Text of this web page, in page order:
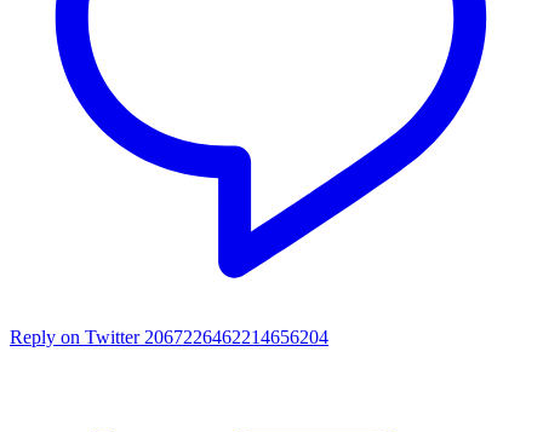
Reply on Twitter 2067226462214656204